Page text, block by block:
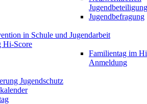
Jugendbeteiligung
Jugendbefragung
in Schule und Jugendarbeit
Hi-Score
Familientag im
Anmeldung
Jugendschutz